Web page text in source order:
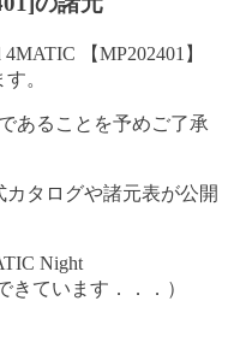
【MP202401】
。
あることを予めご了承
タログや諸元表が公開
Night
きています．．．）